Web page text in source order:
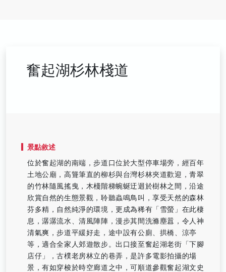
奮起湖杉林棧道
景點敘述
位於奮起湖的南端，步道口位於大型停車場旁，經百年
土地公廟，高聳筆直的柳杉與台灣杉林夾道歡迎，青翠
的竹林隨風搖曳，木棧階梯蜿蜒迂迴於樹林之間，沿途
欣賞自然的生態景觀，聆聽蟲鳴鳥叫，享受天然的森林
芬多精，自然純淨的環境，更成為稀有「雪螢」在此棲
息，潺潺流水、清風陣陣，漫步其間洗滌塵囂，令人神
清氣爽，步道平緩好走，途中設有公廁、拱橋、涼亭
等，適合全家人郊遊散步。出口接至奮起湖老街「下腳
店仔」，古樸老房林立的巷弄，是許多電影拍攝的場
景，有如穿梭於時空廊道之中，可順道參觀奮起湖文史